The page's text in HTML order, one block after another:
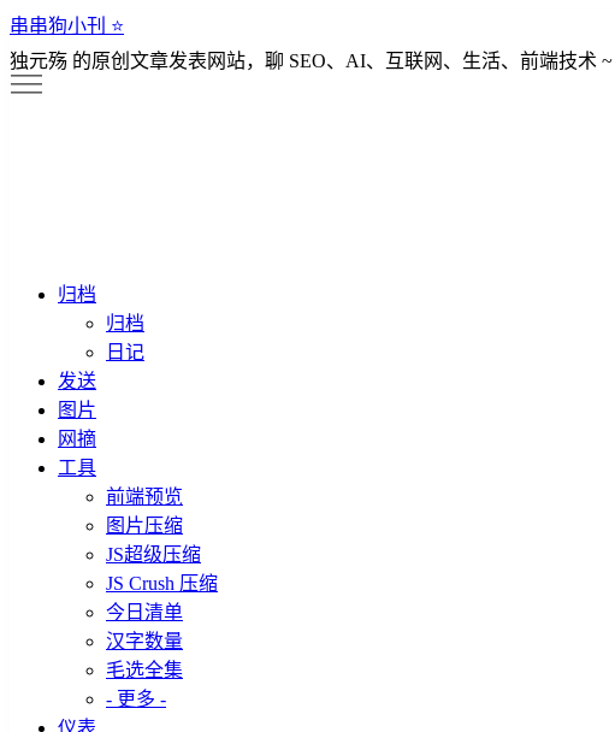
串串狗小刊 ⭐️
独元殇 的原创文章发表网站，聊 SEO、AI、互联网、生活、前端技术 ~
归档
归档
日记
发送
图片
网摘
工具
前端预览
图片压缩
JS超级压缩
JS Crush 压缩
今日清单
汉字数量
毛选全集
- 更多 -
仪表